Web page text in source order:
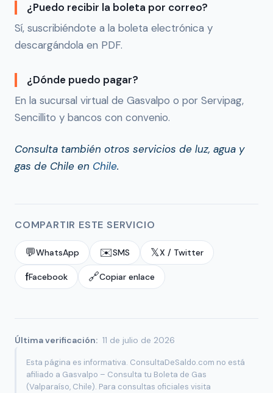
¿Puedo recibir la boleta por correo?
Sí, suscribiéndote a la boleta electrónica y
descargándola en PDF.
¿Dónde puedo pagar?
En la sucursal virtual de Gasvalpo o por Servipag,
Sencillito y bancos con convenio.
Consulta también otros servicios de luz, agua y
gas de Chile en Chile.
COMPARTIR ESTE SERVICIO
💬WhatsApp ✉️SMS 𝕏X / Twitter
fFacebook 🔗Copiar enlace
Última verificación: 11 de julio de 2026
Esta página es informativa. ConsultaDeSaldo.com no está
afiliado a Gasvalpo – Consulta tu Boleta de Gas
(Valparaíso, Chile). Para consultas oficiales visita